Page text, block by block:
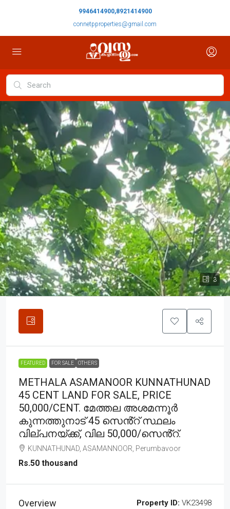
9946414900,8921414900
connetpproperties@gmail.com
3
FEATURED FOR SALE OTHERS
METHALA ASAMANOOR KUNNATHUNAD
45 CENT LAND FOR SALE, PRICE
50,000/CENT. മേത്തല അശമന്നൂർ
കുന്നത്തുനാട് 45 സെൻ്റ് സ്ഥലം
വില്പനയ്ക്ക്, വില 50,000/സെൻ്റ്.
KUNNATHUNAD, ASAMANNOOR, Perumbavoor
Rs.50 thousand
Overview Property ID: VK23498